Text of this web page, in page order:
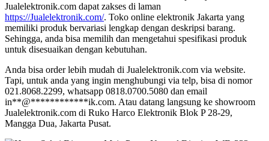
Jualelektronik.com dapat zakses di laman
https://Jualelektronik.com/. Toko online elektronik Jakarta yang
memiliki produk bervariasi lengkap dengan deskripsi barang.
Sehingga, anda bisa memilih dan mengetahui spesifikasi produk
untuk disesuaikan dengan kebutuhan.
Anda bisa order lebih mudah di Jualelektronik.com via website.
Tapi, untuk anda yang ingin menghubungi via telp, bisa di nomor
021.8068.2299, whatsapp 0818.0700.5080 dan email
in**@************ik.com. Atau datang langsung ke showroom
Jualelektronik.com di Ruko Harco Elektronik Blok P 28-29,
Mangga Dua, Jakarta Pusat.